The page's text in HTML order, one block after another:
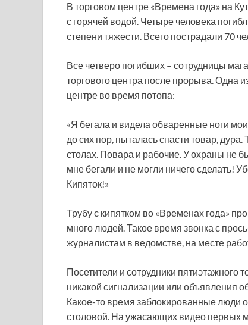
В торговом центре «Времена года» на
с горячей водой. Четыре человека
степени тяжести. Всего пострадали 70
Все четверо погибших – сотрудницы
торгового центра после прорыва. Одна
центре во время потопа:
«Я бегала и видела обваренные ноги
до сих пор, пыталась спасти товар,
столах. Повара и рабочие. У охраны не
мне бегали и не могли ничего сделать!
Кипяток!»
Трубу с кипятком во «Временах года»
много людей. Такое время звонка с
журналистам в ведомстве, на месте
Посетители и сотрудники пятиэтажного
никакой сигнализации или объявления
Какое-то время заблокированные люди
столовой. На ужасающих видео первых